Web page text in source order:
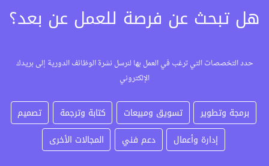
هل تبحث عن فرصة للعمل عن بعد؟
حدد التخصصات التي ترغب في العمل بها لنرسل نشرة الوظائف الدورية إلى بريدك
الإلكتروني
برمجة وتطوير تسويق ومبيعات كتابة وترجمة
تصميم
إدارة وأعمال
دعم فني المجالات الأخرى